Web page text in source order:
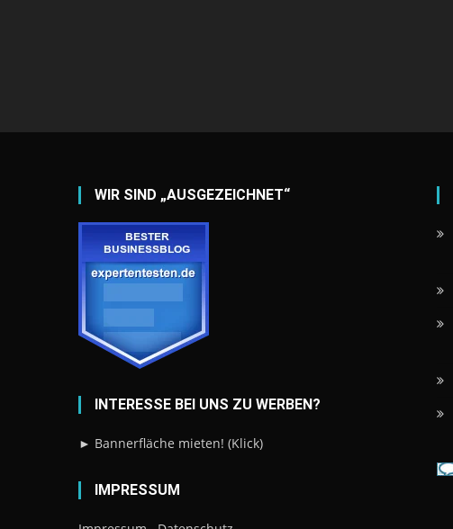
WIR SIND „AUSGEZEICHNET“
INTERESSE BEI UNS ZU WERBEN?
► Bannerfläche mieten! (Klick)
IMPRESSUM